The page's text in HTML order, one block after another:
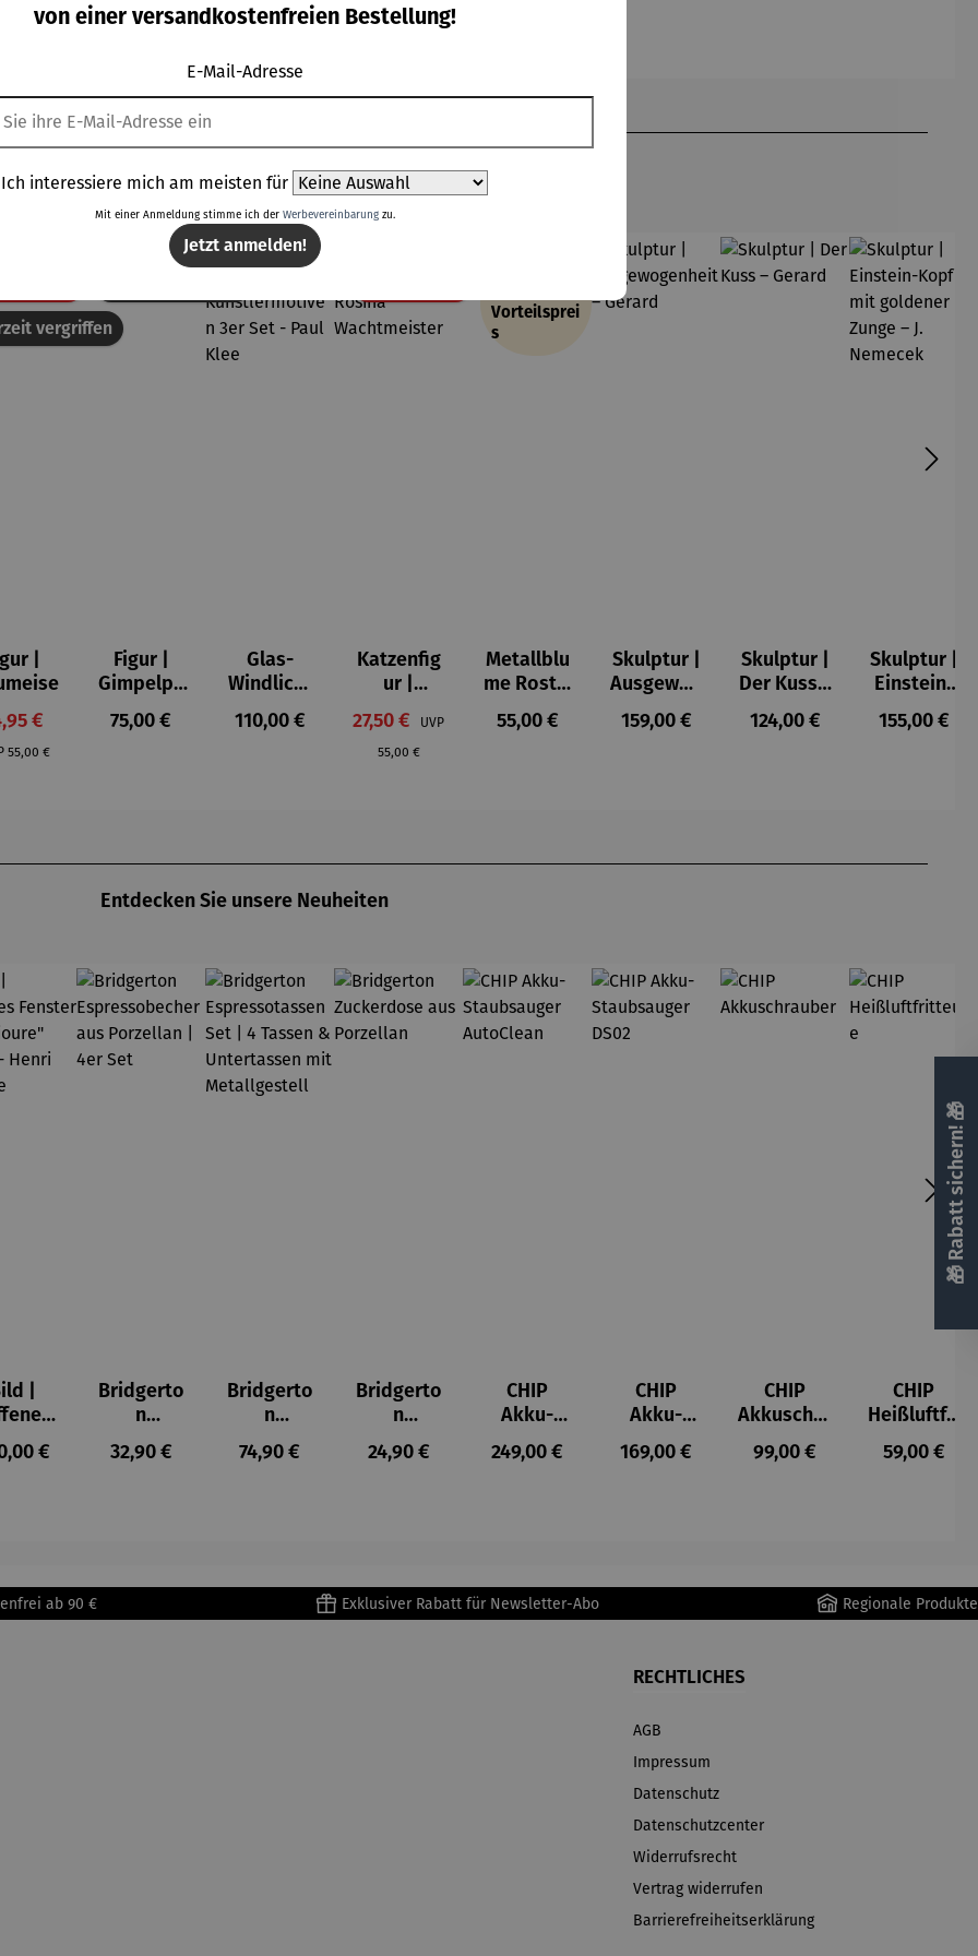
Devon
Milton
Topseller aus der Kategorie Dekoration
5 Sternen
vergriffen
|
€
Regulärer Preis:
55,00 €
Figur |
Gimpelpa
ar
Regulärer Preis:
75,00 €
Glas-
Windlicht
er mit
Künstlerm
Regulärer Preis:
110,00 €
Katzenfig
ur |
Piccoli
aiutanti -
Rosina
Verkaufspreis:
27,50 €
UVP
Regulärer Preis:
55,00 €
Vorteilsprei
s
Metallblu
me Rost –
Tilo
Regulärer Preis:
55,00 €
Skulptur |
Ausgewog
enheit –
Gerard
Regulärer Preis:
159,00 €
Skulptur |
Der Kuss –
Gerard
Regulärer Preis:
124,00 €
Skulptur |
Einstein-
Kopf mit
goldener
Regulärer
155,00 €
Entdecken Sie unsere Neuheiten
|
in
Preis:
€
Bridgerto
n
Espresso
becher
Regulärer Preis:
32,90 €
Bridgerto
n
Espressot
assen Set
Metallges
Regulärer Preis:
74,90 €
Bridgerto
n
Zuckerdo
se aus
Regulärer Preis:
24,90 €
CHIP
Akku-
Staubsau
ger
Regulärer Preis:
249,00 €
CHIP
Akku-
Staubsau
ger DS02
Regulärer Preis:
169,00 €
CHIP
Akkuschra
uber
Regulärer Preis:
99,00 €
CHIP
Heißluftfri
tteuse
Regulärer
59,00 €
ab 90 € Exklusiver Rabatt für Newsletter-Abo Regionale Produkte
RECHTLICHES
AGB
Impressum
Datenschutz
Datenschutzcenter
Widerrufsrecht
Vertrag widerrufen
Barrierefreiheitserklärung
🎁 Rabatt sichern! 🎁
von einer versandkostenfreien Bestellung!
E-Mail-Adresse
Ich interessiere mich am meisten für
Mit einer Anmeldung stimme ich der Werbevereinbarungzu.
Jetzt anmelden!